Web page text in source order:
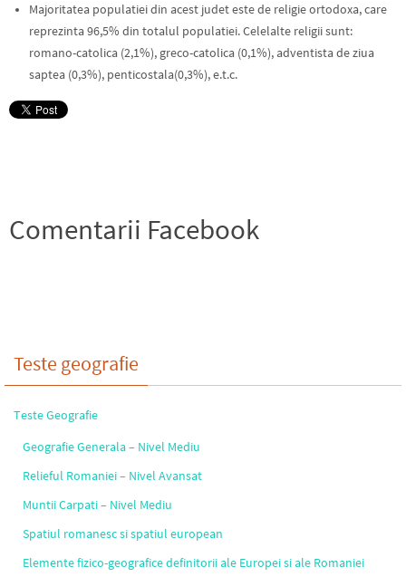
Majoritatea populatiei din acest judet este de religie ortodoxa, care
reprezinta 96,5% din totalul populatiei. Celelalte religii sunt:
romano-catolica (2,1%), greco-catolica (0,1%), adventista de ziua
saptea (0,3%), penticostala(0,3%), e.t.c.
Comentarii Facebook
Teste geografie
Teste Geografie
Geografie Generala – Nivel Mediu
Relieful Romaniei – Nivel Avansat
Muntii Carpati – Nivel Mediu
Spatiul romanesc si spatiul european
Elemente fizico-geografice definitorii ale Europei si ale Romaniei